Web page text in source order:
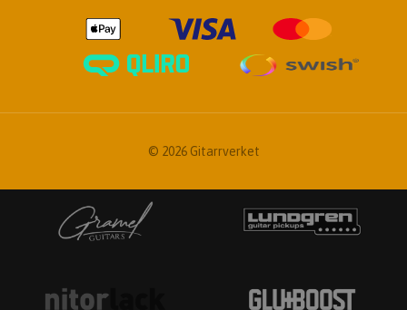
© 2026 Gitarrverket